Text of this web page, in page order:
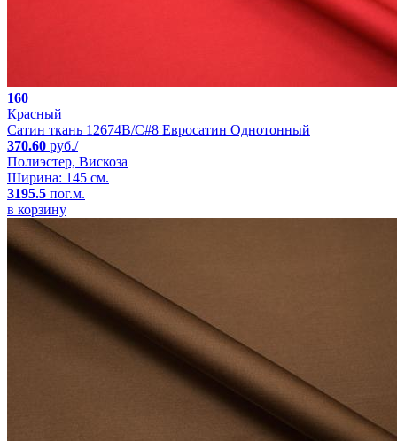
160
Красный
Сатин ткань 12674B/C#8 Евросатин Однотонный
370.60 руб./
Полиэстер, Вискоза
Ширина: 145 см.
3195.5 пог.м.
в корзину